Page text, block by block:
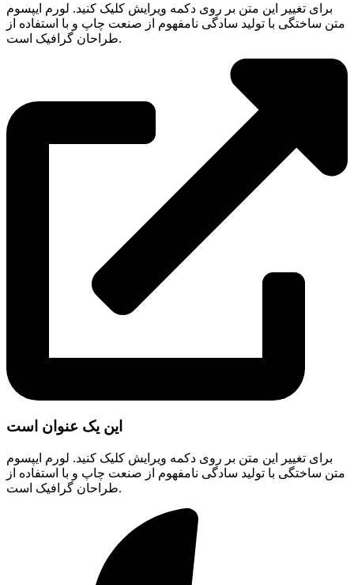
برای تغییر این متن بر روی دکمه ویرایش کلیک کنید. لورم ایپسوم
متن ساختگی با تولید سادگی نامفهوم از صنعت چاپ و با استفاده از
طراحان گرافیک است.
این یک عنوان است
برای تغییر این متن بر روی دکمه ویرایش کلیک کنید. لورم ایپسوم
متن ساختگی با تولید سادگی نامفهوم از صنعت چاپ و با استفاده از
طراحان گرافیک است.